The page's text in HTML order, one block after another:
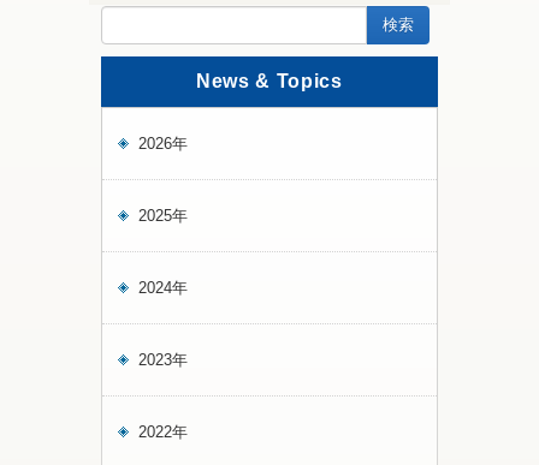
News & Topics
2026年
2025年
2024年
2023年
2022年